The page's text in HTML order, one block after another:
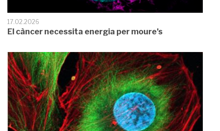
17.02.2026
El càncer necessita energia per moure’s